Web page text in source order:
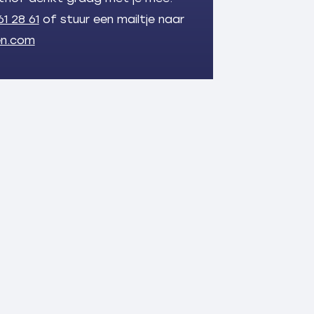
28 61 of stuur een mailtje naar